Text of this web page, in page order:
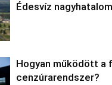
Édesvíz nagyhatalom
Hogyan működött a
cenzúrarendszer?